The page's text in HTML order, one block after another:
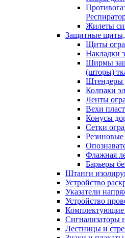
Жилеты
Защитные щиты,
Щиты
Накладки
Ширмы
(шторы)
Штендеры
Колпаки
Ленты
Вехи
Конусы
Сетки
Флажная
Барьеры
Штанги
Устройство
Указатели
Устройство
Комплектующие
Сигнализаторы
Лестницы и